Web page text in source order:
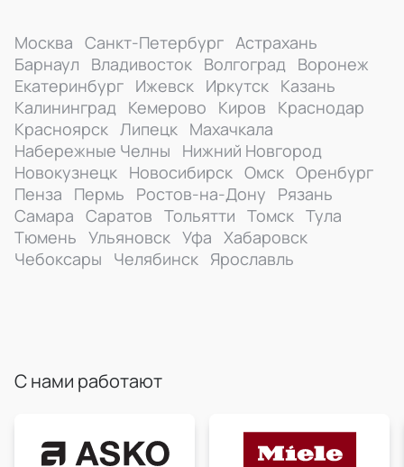
Москва Санкт-Петербург Астрахань
Барнаул
Владивосток Волгоград Воронеж
Екатеринбург Ижевск Иркутск Казань
Калининград Кемерово Киров
Краснодар
Красноярск Липецк Махачкала
Набережные Челны
Нижний Новгород
Новокузнецк Новосибирск Омск Оренбург
Пенза
Пермь Ростов-на-Дону
Рязань
Самара Саратов Тольятти Томск Тула
Тюмень Ульяновск Уфа Хабаровск
Чебоксары
Челябинск Ярославль
С нами работают